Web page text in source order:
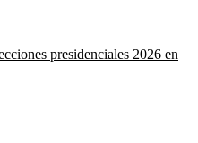
presidenciales 2026 en